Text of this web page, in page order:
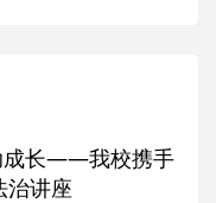
成长——我校携手
治讲座